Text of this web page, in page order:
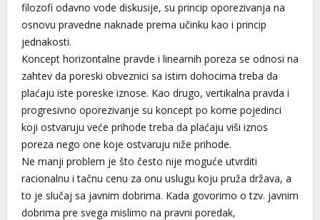
filozofi odavno vode diskusije, su princip oporezivanja na
osnovu pravedne naknade prema učinku kao i princip
jednakosti.
Koncept horizontalne pravde i linearnih poreza se odnosi na
zahtev da poreski obveznici sa istim dohocima treba da
plaćaju iste poreske iznose. Kao drugo, vertikalna pravda i
progresivno oporezivanje su koncept po kome pojedinci
koji ostvaruju veće prihode treba da plaćaju viši iznos
poreza nego one koje ostvaruju niže prihode.
Ne manji problem je što često nije moguće utvrditi
racionalnu i tačnu cenu za onu uslugu koju pruža država, a
to je slučaj sa javnim dobrima. Kada govorimo o tzv. javnim
dobrima pre svega mislimo na pravni poredak,